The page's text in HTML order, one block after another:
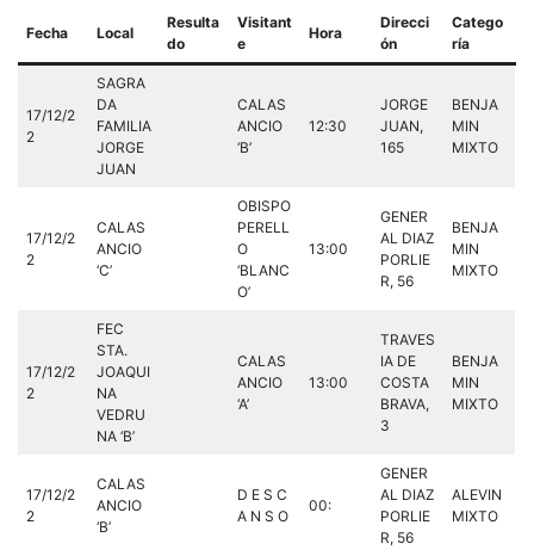
Fecha Local
Resulta
do
Visitant
e
Hora
Direcci
ón
Catego
ría
17/12/2
2
SAGRA
DA
FAMILIA
JORGE
JUAN
CALAS
ANCIO
‘B’
12:30
JORGE
JUAN,
165
BENJA
MIN
MIXTO
17/12/2
2
CALAS
ANCIO
‘C’
OBISPO
PERELL
O
‘BLANC
O’
13:00
GENER
AL DIAZ
PORLIE
R, 56
BENJA
MIN
MIXTO
17/12/2
2
FEC
STA.
JOAQUI
NA
VEDRU
NA ‘B’
CALAS
ANCIO
‘A’
13:00
TRAVES
IA DE
COSTA
BRAVA,
3
BENJA
MIN
MIXTO
17/12/2
2
CALAS
ANCIO
‘B’
D E S C
A N S O
00:
GENER
AL DIAZ
PORLIE
R, 56
ALEVIN
MIXTO